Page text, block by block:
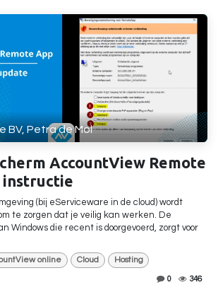
BV, Petra de Mol
AccountView Remote
instructie
(bij eServiceware in de cloud) wordt
te zorgen dat je veilig kan werken. De
Windows die recent is doorgevoerd, zorgt voor
online Cloud Hosting
0 346